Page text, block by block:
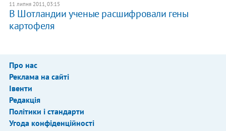
11 липня 2011, 03:15
В Шотландии ученые расшифровали гены
картофеля
Про нас
Реклама на сайті
Івенти
Редакція
Політики і стандарти
Угода конфіденційності